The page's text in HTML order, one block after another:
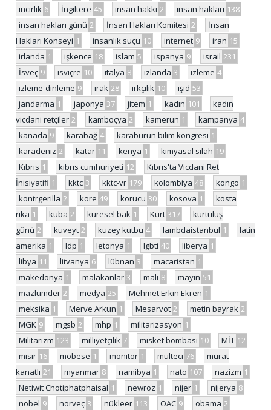
incirlik 6 İngiltere 45 insan hakkı 2 insan hakları 138
insan hakları günü 2 İnsan Hakları Komitesi 2
İnsan
Hakları Konseyi 1 insanlık suçu 10 internet 9 iran 15
irlanda 1 işkence 18 islam 5 ispanya 9 israil 231
İsveç 9 isviçre 10 italya 8 izlanda 3 izleme 4
izleme-dinleme 9 ırak 28 ırkçılık 10 ışid 53
jandarma 1 japonya 37 jitem 1 kadın 101
kadın
vicdani retçiler 2 kamboçya 2 kamerun 1 kampanya 4
kanada 9 karabağ 4 karaburun bilim kongresi 1
karadeniz 2 katar 11 kenya 1 kimyasal silah 19
Kıbrıs 1 kıbrıs cumhuriyeti 12
Kıbrıs'ta Vicdani Ret
İnisiyatifi 1 kktc 3 kktc-vr 179 kolombiya 48 kongo 1
kontrgerilla 2 kore 49 korucu 30 kosova 1
kosta
rika 1 küba 2 küresel bak 1 Kürt 317
kurtuluş
günü 2 kuveyt 2 kuzey kutbu 4 lambdaistanbul 1
latin
amerika 1 ldp 1 letonya 1 lgbti 40 liberya 1
libya 11 litvanya 6 lübnan 3 macaristan 1
makedonya 1 malakanlar 3 mali 8 mayın 51
mazlumder 2 medya 25 Mehmet Erkin Ekren 1
meksika 1 Merve Arkun 1 Mesarvot 2 metin bayrak 2
MGK 9 mgsb 2 mhp 1 militarizasyon 1
Militarizm 123 milliyetçilik 7 misket bombası 10 MİT 12
mısır 16 mobese 1 monitor 1 mülteci 76
murat
kanatlı 21 myanmar 8 namibya 1 nato 107 nazizm 1
Netiwit Chotiphatphaisal 1 newroz 1 nijer 1 nijerya 8
nobel 9 norveç 3 nükleer 113 OAC 9 obama 2